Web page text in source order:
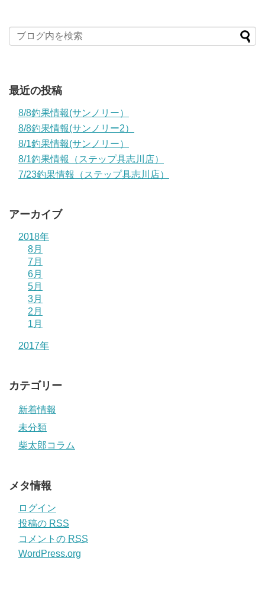
最近の投稿
8/8釣果情報(サンノリー）
8/8釣果情報(サンノリー2）
8/1釣果情報(サンノリー）
8/1釣果情報（ステップ具志川店）
7/23釣果情報（ステップ具志川店）
アーカイブ
2018年
8月
7月
6月
5月
3月
2月
1月
2017年
カテゴリー
新着情報
未分類
柴太郎コラム
メタ情報
ログイン
投稿の RSS
コメントの RSS
WordPress.org